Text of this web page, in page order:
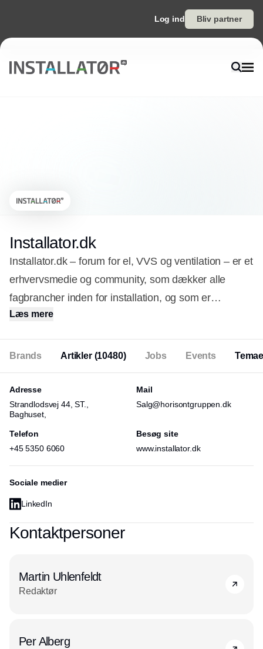
Log ind Bliv partner
Installator.dk
Installator.dk – forum for el, VVS og ventilation – er et
erhvervsmedie og community, som dækker alle
fagbrancher inden for installation, og som er
målrettet direkte til og læses af fagfolk. Partnere på
og betragtes som en indsigtsfuld vidensressource i
udviklingen af installator.dk. Vi udkommer dagligt på
installator.dk, ugentligt med to nyhedsbreve samt 11
gange om året med magasinet Installatør.
Læs mere
Brands Artikler (10480) Jobs Events
Adresse
Strandlodsvej 44, ST.,
Baghuset,
Mail
Salg@horisontgruppen.dk
Telefon
+45 5350 6060
Besøg site
www.installator.dk
Sociale medier
LinkedIn
Kontaktpersoner
Martin Uhlenfeldt
Redaktør
Per Alberg